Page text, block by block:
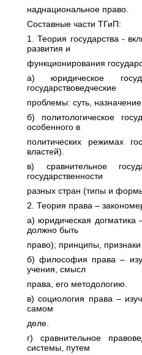
наднациональное право.
Составные части ТГиП:
1. Теория государства -
развития и
функционирования
а) юридическое
государствоведческие
проблемы: суть,
б) политологическое
особенного в
политических режимах
властей).
в) сравнительное
государственности
разных стран (типы и
2. Теория права –
а) юридическая
должно быть
право); принципы,
б) философия права –
учения, смысл
права, его методологию.
в) социология права –
самом
деле.
г) сравнительное
системы, путем